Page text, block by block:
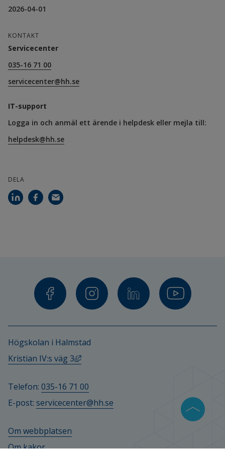
2026-04-01
KONTAKT
Servicecenter
035-16 71 00
servicecenter@hh.se
IT-support
Logga in och anmäl ett ärende i helpdesk eller mejla till:
helpdesk@hh.se
DELA
Högskolan i Halmstad
Kristian IV:s väg 3
Länk till annan webbplats, öppnas i
Telefon: 035-16 71 00
E-post: servicecenter@hh.se
Om webbplatsen
Om kakor